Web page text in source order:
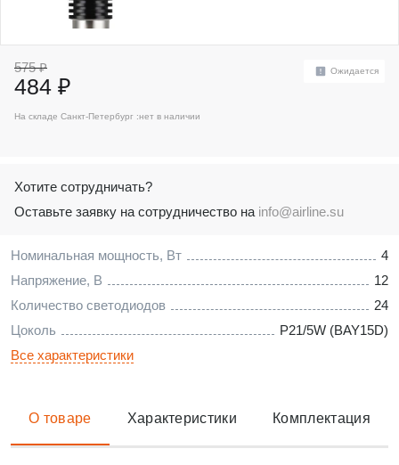
Номинальная мощность, Вт
4
Напряжение, В
12
Количество светодиодов
24
Цоколь
P21/5W (BAY15D)
Все характеристики
575 ₽
484 ₽
Ожидается
На складе Санкт-Петербург :нет в наличии
Хотите сотрудничать?
Оставьте заявку на сотрудничество на info@airline.su
О товаре Характеристики Комплектация